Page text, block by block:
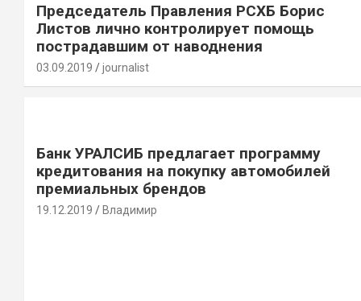
Председатель Правления РСХБ Борис
Листов лично контролирует помощь
пострадавшим от наводнения
03.09.2019 journalist
Банк УРАЛСИБ предлагает программу
кредитования на покупку автомобилей
премиальных брендов
19.12.2019 Владимир